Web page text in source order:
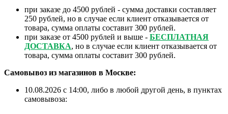
при заказе до 4500 рублей - сумма доставки составляет
250 рублей, но в случае если клиент отказывается от
товара, сумма оплаты составит 300 рублей.
при заказе от 4500 рублей и выше - БЕСПЛАТНАЯ
ДОСТАВКА, но в случае если клиент отказывается от
товара, сумма оплаты составит 300 рублей.
Самовывоз из магазинов в Москве:
10.08.2026 с 14:00, либо в любой другой день, в пунктах
самовывоза: